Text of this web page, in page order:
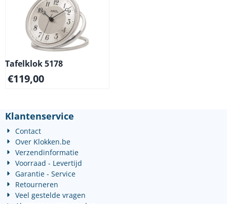
Tafelklok 5178
€119,00
Klantenservice
Contact
Over Klokken.be
Verzendinformatie
Voorraad - Levertijd
Garantie - Service
Retourneren
Veel gestelde vragen